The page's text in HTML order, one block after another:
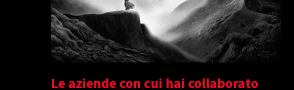
Le aziende con cui hai collaborato